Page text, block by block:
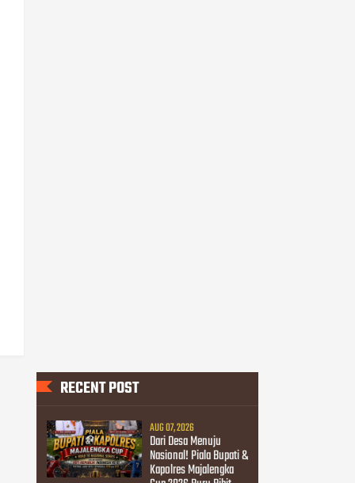
RECENT POST
AUG 07, 2026
Dari Desa Menuju
Nasional! Piala Bupati &
Kapolres Majalengka